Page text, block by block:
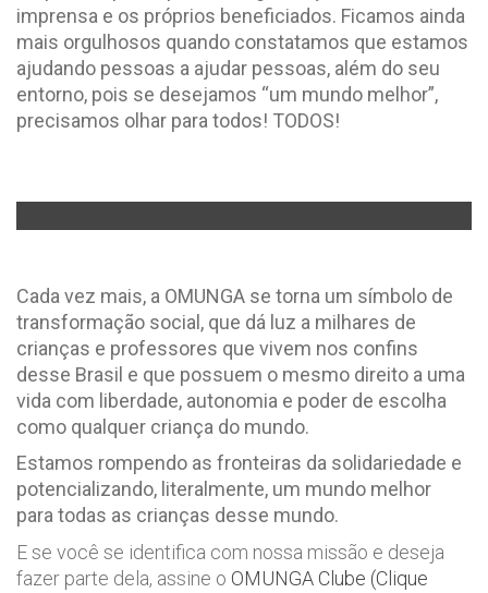
imprensa e os próprios beneficiados. Ficamos ainda
mais orgulhosos quando constatamos que estamos
ajudando pessoas a ajudar pessoas, além do seu
entorno, pois se desejamos “um mundo melhor”,
precisamos olhar para todos! TODOS!
Cada vez mais, a OMUNGA se torna um símbolo de
transformação social, que dá luz a milhares de
crianças e professores que vivem nos confins
desse Brasil e que possuem o mesmo direito a uma
vida com liberdade, autonomia e poder de escolha
como qualquer criança do mundo.
Estamos rompendo as fronteiras da solidariedade e
potencializando, literalmente, um mundo melhor
para todas as crianças desse mundo.
E se você se identifica com nossa missão e deseja
fazer parte dela, assine o OMUNGA Clube (Clique